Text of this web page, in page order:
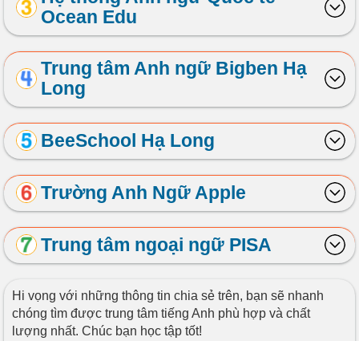
Ocean Edu
Trung tâm Anh ngữ Bigben Hạ
Long
BeeSchool Hạ Long
Trường Anh Ngữ Apple
Trung tâm ngoại ngữ PISA
Hi vọng với những thông tin chia sẻ trên, bạn sẽ nhanh
chóng tìm được trung tâm tiếng Anh phù hợp và chất
lượng nhất. Chúc bạn học tập tốt!